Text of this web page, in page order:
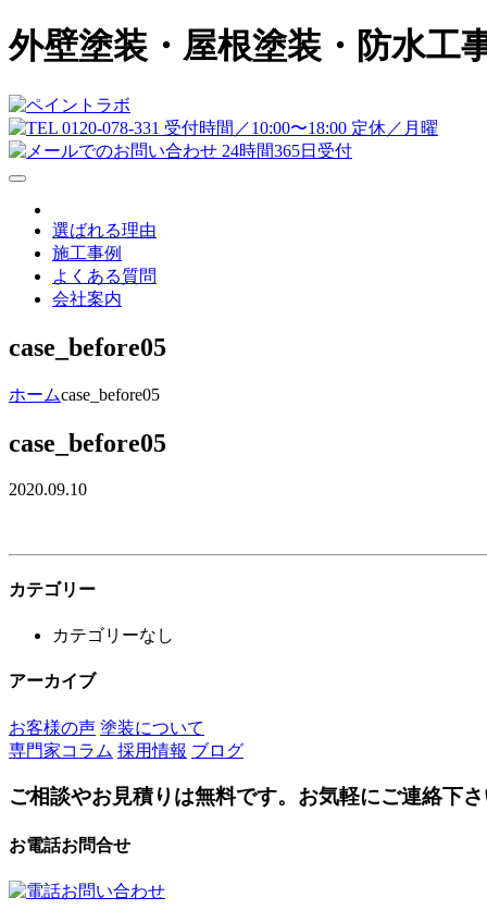
外壁塗装・屋根塗装・防水工
選ばれる理由
施工事例
よくある質問
会社案内
case_before05
ホームcase_before05
case_before05
2020.09.10
カテゴリー
カテゴリーなし
アーカイブ
お客様の声 塗装について
専門家コラム 採用情報 ブログ
ご相談やお見積りは無料です。お気軽にご連絡下
お電話お問合せ